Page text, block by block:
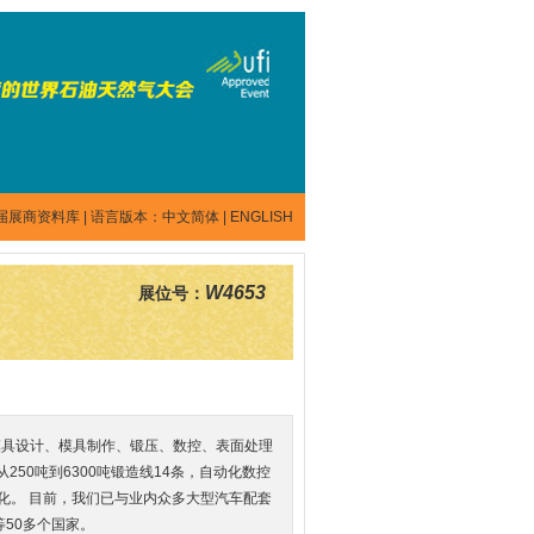
展商资料库 | 语言版本： 中文简体 ENGLISH
展位号：W4653
设计、模具制作、锻压、数控、表面处理
250吨到6300吨锻造线14条，自动化数控
。 目前，我们已与业内众多大型汽车配套
多个国家。